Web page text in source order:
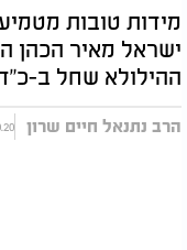
מידות טובות
ישראל מאיר הכהן
ההילולא שחל ב-
הרב נתנאל חיים שרון